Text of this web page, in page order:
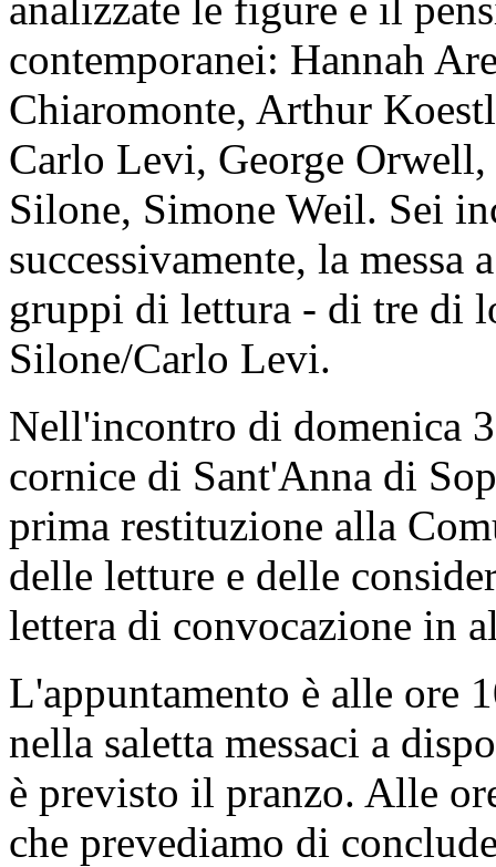
contemporanei: Hannah
Chiaromonte, Arthur
Carlo Levi, George
Silone, Simone Weil. Sei
successivamente, la
gruppi di lettura - di tre di
Silone/Carlo Levi.
Nell'incontro di domenica
cornice di Sant'Anna di
prima restituzione alla
delle letture e delle
lettera di convocazione in
L'appuntamento è alle ore
nella saletta messaci a
è previsto il pranzo. Alle
che prevediamo di